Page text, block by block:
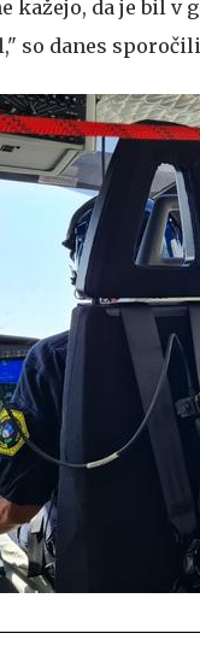
kažejo, da je bil v
so danes